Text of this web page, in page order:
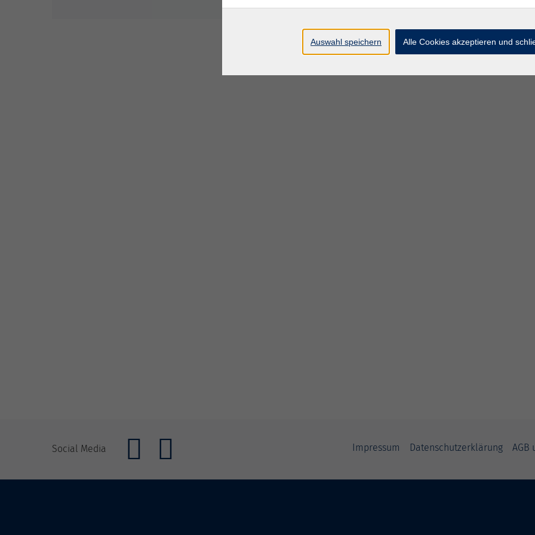
Social Media Impressum Datenschutzerklärung AGB
Auswahl speichern Alle Cookies akzeptieren und